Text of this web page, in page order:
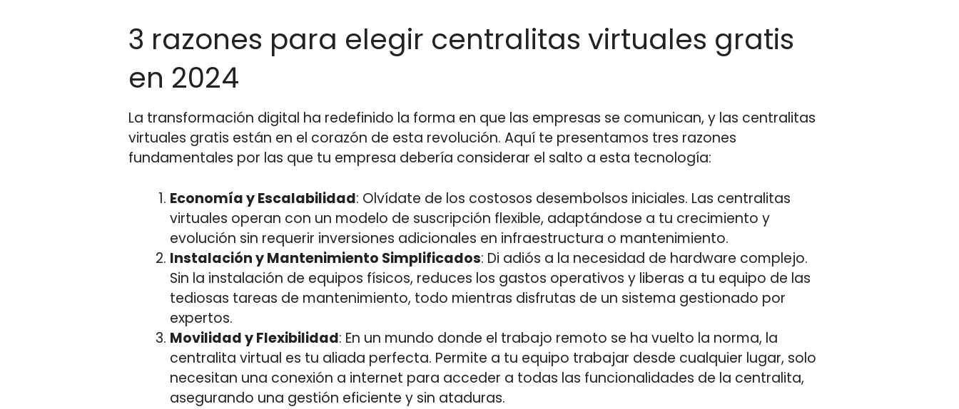
3 razones para elegir centralitas virtuales gratis
en 2024
La transformación digital ha redefinido la forma en que las empresas se comunican, y las centralitas
virtuales gratis están en el corazón de esta revolución. Aquí te presentamos tres razones
fundamentales por las que tu empresa debería considerar el salto a esta tecnología:
Economía y Escalabilidad: Olvídate de los costosos desembolsos iniciales. Las centralitas
virtuales operan con un modelo de suscripción flexible, adaptándose a tu crecimiento y
evolución sin requerir inversiones adicionales en infraestructura o mantenimiento.
Instalación y Mantenimiento Simplificados: Di adiós a la necesidad de hardware complejo.
Sin la instalación de equipos físicos, reduces los gastos operativos y liberas a tu equipo de las
tediosas tareas de mantenimiento, todo mientras disfrutas de un sistema gestionado por
expertos.
Movilidad y Flexibilidad: En un mundo donde el trabajo remoto se ha vuelto la norma, la
centralita virtual es tu aliada perfecta. Permite a tu equipo trabajar desde cualquier lugar, solo
necesitan una conexión a internet para acceder a todas las funcionalidades de la centralita,
asegurando una gestión eficiente y sin ataduras.